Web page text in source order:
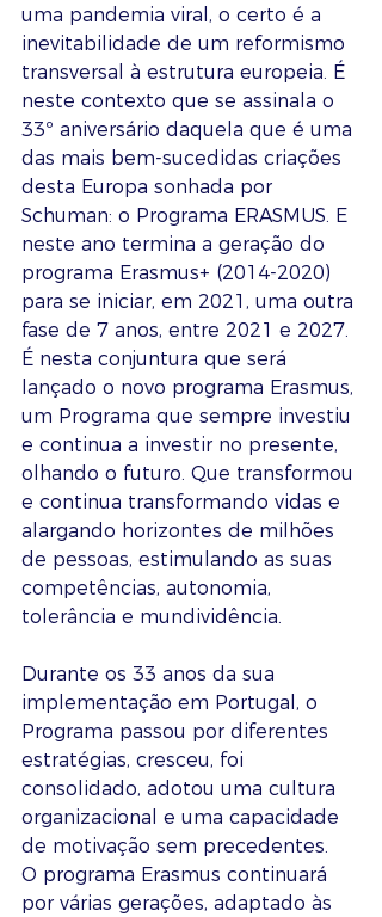
uma pandemia viral, o certo é a
inevitabilidade de um reformismo
transversal à estrutura europeia. É
neste contexto que se assinala o
33º aniversário daquela que é uma
das mais bem-sucedidas criações
desta Europa sonhada por
Schuman: o Programa ERASMUS. E
neste ano termina a geração do
programa Erasmus+ (2014-2020)
para se iniciar, em 2021, uma outra
fase de 7 anos, entre 2021 e 2027.
É nesta conjuntura que será
lançado o novo programa Erasmus,
um Programa que sempre investiu
e continua a investir no presente,
olhando o futuro. Que transformou
e continua transformando vidas e
alargando horizontes de milhões
de pessoas, estimulando as suas
competências, autonomia,
tolerância e mundividência.
Durante os 33 anos da sua
implementação em Portugal, o
Programa passou por diferentes
estratégias, cresceu, foi
consolidado, adotou uma cultura
organizacional e uma capacidade
de motivação sem precedentes.
O programa Erasmus continuará
por várias gerações, adaptado às